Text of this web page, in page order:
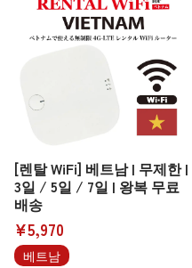
[렌탈 WiFi] 베트남 | 무제한 |
3일 / 5일 / 7일 | 왕복 무료
배송
¥5,970
베트남